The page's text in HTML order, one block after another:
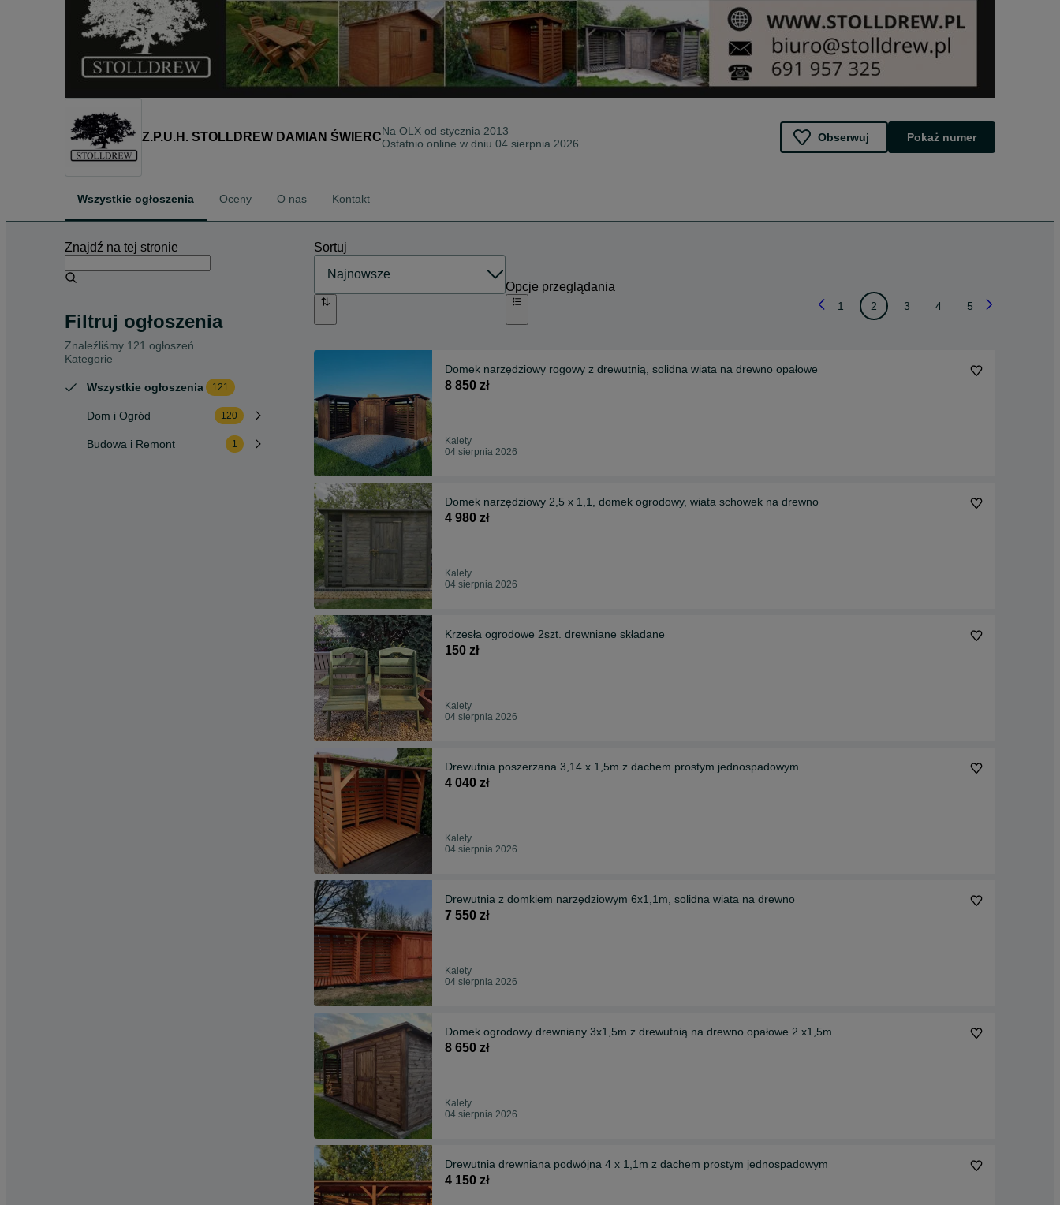
Z.P.U.H. STOLLDREW DAMIAN ŚWIERCNa OLX od stycznia 2013
Ostatnio online w dniu 04 sierpnia 2026
Obserwuj Pokaż numer
Wszystkie ogłoszenia Oceny O nas Kontakt
Znajdź na tej stronie
Filtruj ogłoszenia
Znaleźliśmy 121 ogłoszeń
Kategorie
Wszystkie ogłoszenia 121
Dom i Ogród 120
Budowa i Remont 1
Sortuj
Opcje przeglądania
1 2 3 4 5
Domek narzędziowy rogowy z drewutnią, solidna wiata na drewno opałowe
8 850 zł
Kalety
04 sierpnia 2026
Domek narzędziowy 2,5 x 1,1, domek ogrodowy, wiata schowek na drewno
4 980 zł
Kalety
04 sierpnia 2026
Krzesła ogrodowe 2szt. drewniane składane
150 zł
Kalety
04 sierpnia 2026
Drewutnia poszerzana 3,14 x 1,5m z dachem prostym jednospadowym
4 040 zł
Kalety
04 sierpnia 2026
Drewutnia z domkiem narzędziowym 6x1,1m, solidna wiata na drewno
7 550 zł
Kalety
04 sierpnia 2026
Domek ogrodowy drewniany 3x1,5m z drewutnią na drewno opałowe 2 x1,5m
8 650 zł
Kalety
04 sierpnia 2026
Drewutnia drewniana podwójna 4 x 1,1m z dachem prostym jednospadowym
4 150 zł